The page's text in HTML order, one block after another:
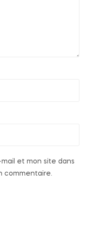
et mon site dans
commentaire.